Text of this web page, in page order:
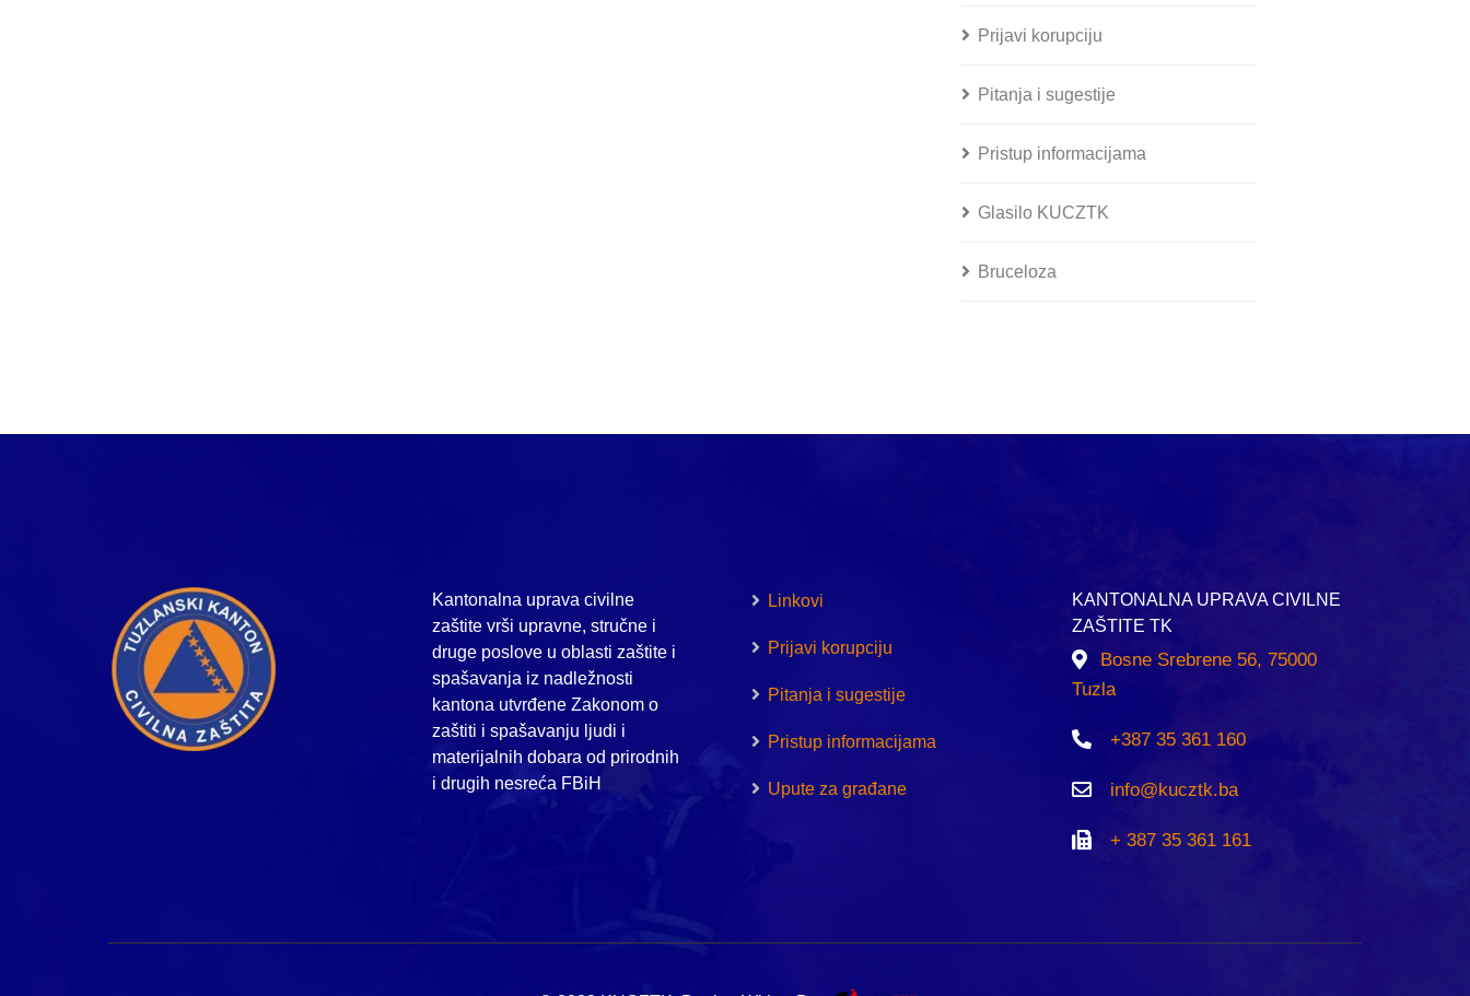
Prijavi korupciju
Pitanja i sugestije
Pristup informacijama
Glasilo KUCZTK
Bruceloza
Kantonalna uprava civilne
zaštite vrši upravne, stručne i
druge poslove u oblasti zaštite i
spašavanja iz nadležnosti
kantona utvrđene Zakonom o
zaštiti i spašavanju ljudi i
materijalnih dobara od prirodnih
i drugih nesreća FBiH
Linkovi
Prijavi korupciju
Pitanja i sugestije
Pristup informacijama
Upute za građane
KANTONALNA UPRAVA CIVILNE
ZAŠTITE TK
Bosne Srebrene 56, 75000
Tuzla
+387 35 361 160
info@kucztk.ba
+ 387 35 361 161